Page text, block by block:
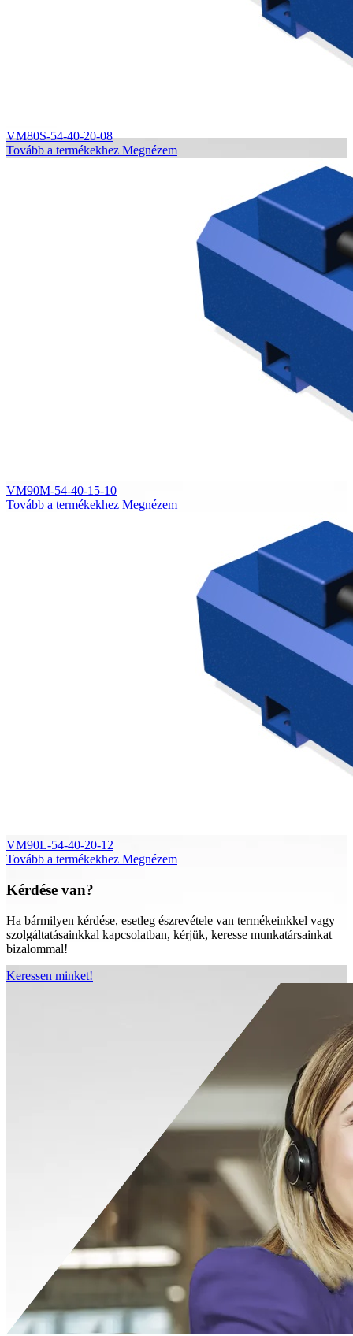
VM80S-54-40-20-08
Tovább a termékekhez Megnézem
VM90M-54-40-15-10
Tovább a termékekhez Megnézem
VM90L-54-40-20-12
Tovább a termékekhez Megnézem
Kérdése van?
Ha bármilyen kérdése, esetleg észrevétele van termékeinkkel vagy
szolgáltatásainkkal kapcsolatban, kérjük, keresse munkatársainkat
bizalommal!
Keressen minket!